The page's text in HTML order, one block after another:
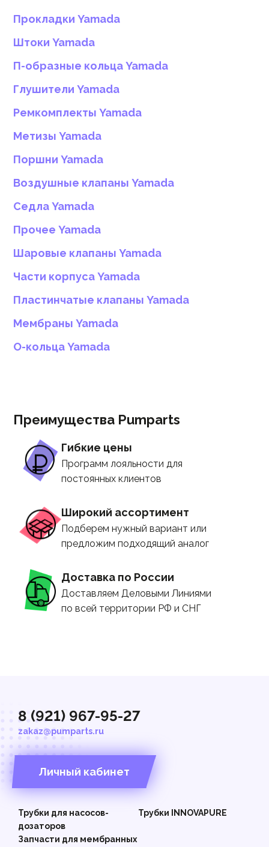
Прокладки Yamada
Штоки Yamada
П-образные кольца Yamada
Глушители Yamada
Ремкомплекты Yamada
Метизы Yamada
Поршни Yamada
Воздушные клапаны Yamada
Седла Yamada
Прочее Yamada
Шаровые клапаны Yamada
Части корпуса Yamada
Пластинчатые клапаны Yamada
Мембраны Yamada
О-кольца Yamada
Преимущества Pumparts
Гибкие цены
Программ лояльности для
постоянных клиентов
Широкий ассортимент
Подберем нужный вариант или
предложим подходящий аналог
Доставка по России
Доставляем Деловыми Линиями
по всей территории РФ и СНГ
Трубки для насосов-
дозаторов
Трубки INNOVAPURE
Запчасти для мембранных
8 (921) 967-95-27
zakaz@pumparts.ru
Личный кабинет